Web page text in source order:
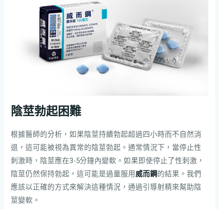
陰莖勃起困難
根據醫師的分析，如果陰莖持續勃起超過四小時而不自然消
退，這可能被視為異常的陰莖勃起。通常情況下，當停止性
刺激時，陰莖應在3-5分鐘內變軟。如果即使停止了性刺激，
陰莖仍然保持勃起，這可能是過量服用 威而鋼的結果。我們
應該以正確的方式來解決這種情況，通過引導射精來幫助陰
莖變軟。